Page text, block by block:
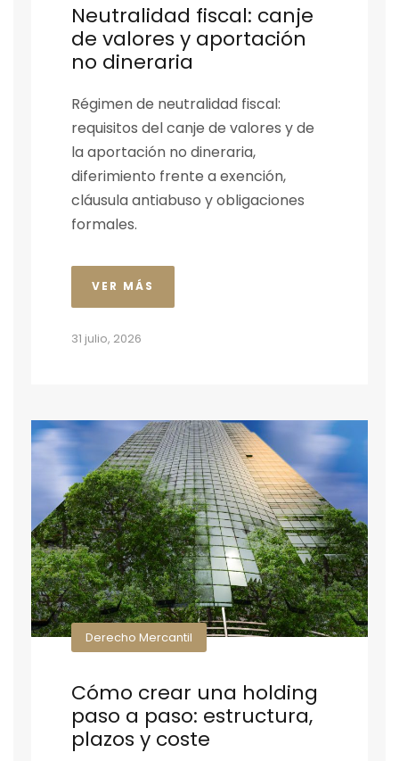
Neutralidad fiscal: canje
de valores y aportación
no dineraria
Régimen de neutralidad fiscal:
requisitos del canje de valores y de
la aportación no dineraria,
diferimiento frente a exención,
cláusula antiabuso y obligaciones
formales.
VER MÁS
31 julio, 2026
Derecho Mercantil
Cómo crear una holding
paso a paso: estructura,
plazos y coste